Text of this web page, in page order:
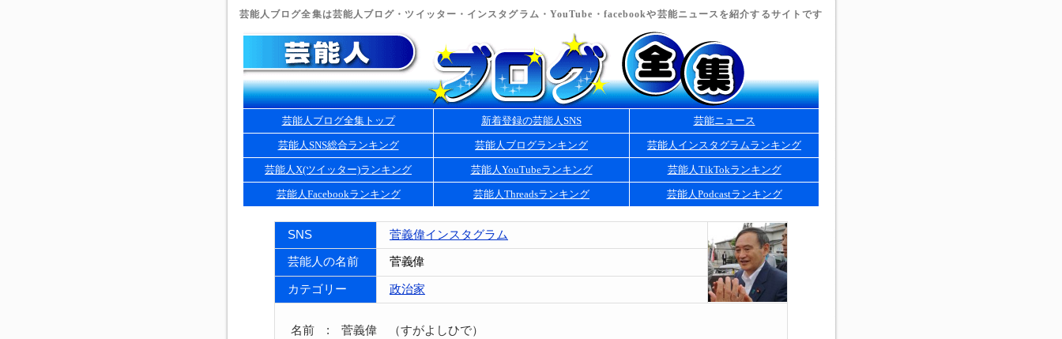
芸能人ブログ全集は芸能人ブログ・ツイッター・インスタグラム・YouTube・facebookや芸能ニュースを紹介するサイトです
芸能人ブログ全集トップ 新着登録の芸能人SNS 芸能ニュース
芸能人SNS総合ランキング 芸能人ブログランキング 芸能人インスタグラムランキング
芸能人X(ツイッター)ランキング 芸能人YouTubeランキング 芸能人TikTokランキング
芸能人Facebookランキング 芸能人Threadsランキング 芸能人Podcastランキング
SNS 菅義偉インスタグラム
芸能人の名前 菅義偉
カテゴリー 政治家
名前 : 菅義偉 （すがよしひで）